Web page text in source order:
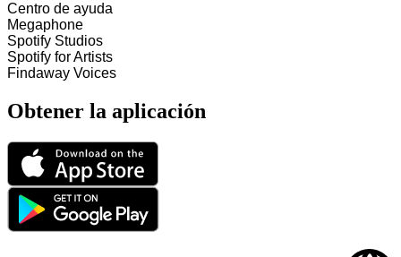
Centro de ayuda
Megaphone
Spotify Studios
Spotify for Artists
Findaway Voices
Obtener la aplicación